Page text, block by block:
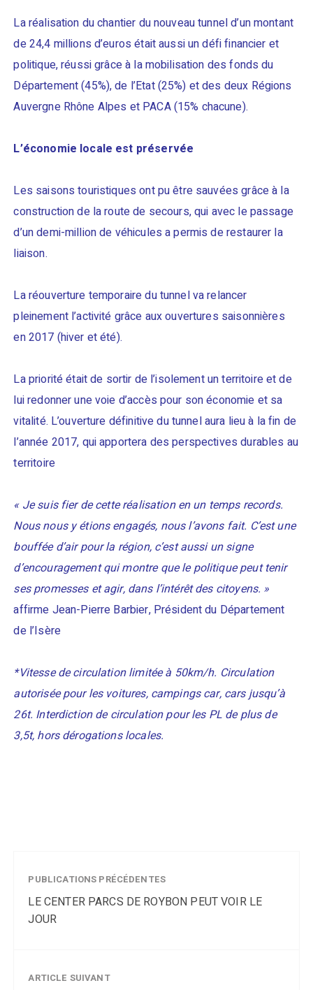
La réalisation du chantier du nouveau tunnel d’un montant
de 24,4 millions d’euros était aussi un défi financier et
politique, réussi grâce à la mobilisation des fonds du
Département (45%), de l’Etat (25%) et des deux Régions
Auvergne Rhône Alpes et PACA (15% chacune).
L’économie locale est préservée
Les saisons touristiques ont pu être sauvées grâce à la
construction de la route de secours, qui avec le passage
d’un demi-million de véhicules a permis de restaurer la
liaison.
La réouverture temporaire du tunnel va relancer
pleinement l’activité grâce aux ouvertures saisonnières
en 2017 (hiver et été).
La priorité était de sortir de l’isolement un territoire et de
lui redonner une voie d’accès pour son économie et sa
vitalité. L’ouverture définitive du tunnel aura lieu à la fin de
l’année 2017, qui apportera des perspectives durables au
territoire
« Je suis fier de cette réalisation en un temps records.
Nous nous y étions engagés, nous l’avons fait. C’est une
bouffée d’air pour la région, c’est aussi un signe
d’encouragement qui montre que le politique peut tenir
ses promesses et agir, dans l’intérêt des citoyens. »
affirme Jean-Pierre Barbier, Président du Département
de l’Isère
*Vitesse de circulation limitée à 50km/h. Circulation
autorisée pour les voitures, campings car, cars jusqu’à
26t. Interdiction de circulation pour les PL de plus de
3,5t, hors dérogations locales.
PUBLICATIONS PRÉCÉDENTES
LE CENTER PARCS DE ROYBON PEUT VOIR LE
JOUR
ARTICLE SUIVANT